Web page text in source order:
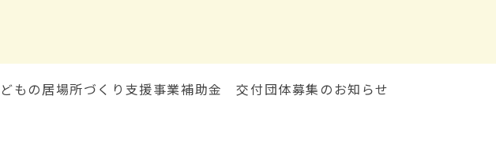
もの居場所づくり支援事業補助金 交付団体募集のお知らせ